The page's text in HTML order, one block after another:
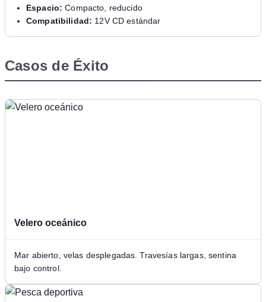
Espacio: Compacto, reducido
Compatibilidad: 12V CD estándar
Casos de Éxito
Velero oceánico
Mar abierto, velas desplegadas. Travesías largas, sentina
bajo control.